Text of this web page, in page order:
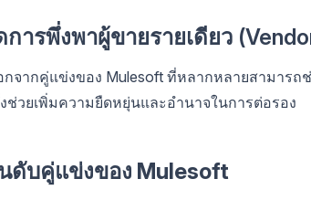
การพึ่งพาผู้ขายรายเดียว
กจากคู่แข่งของ Mulesoft ที่หลากหลายสามาร
งช่วยเพิ่มความยืดหยุ่นและอำนาจในการต่อรอง
ดับคู่แข่งของ Mulesoft